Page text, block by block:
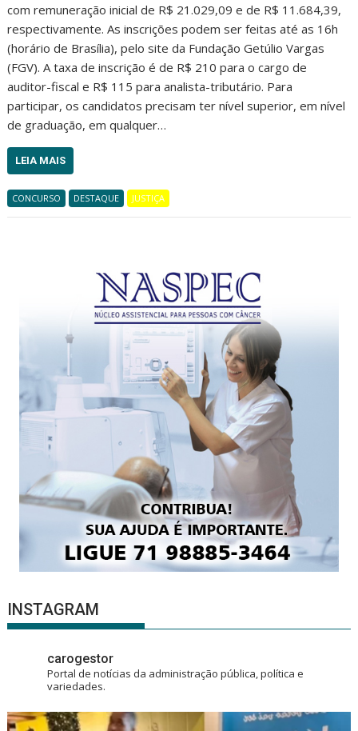
com remuneração inicial de R$ 21.029,09 e de R$ 11.684,39,
respectivamente. As inscrições podem ser feitas até as 16h
(horário de Brasília), pelo site da Fundação Getúlio Vargas
(FGV). A taxa de inscrição é de R$ 210 para o cargo de
auditor-fiscal e R$ 115 para analista-tributário. Para
participar, os candidatos precisam ter nível superior, em nível
de graduação, em qualquer…
LEIA MAIS
CONCURSO DESTAQUE JUSTIÇA
INSTAGRAM
carogestor
Portal de notícias da administração pública, política e
variedades.